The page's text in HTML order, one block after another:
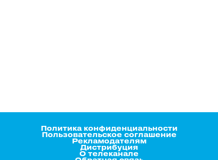
Политика конфиденциальности
Пользовательское соглашение
Рекламодателям
Дистрибуция
О телеканале